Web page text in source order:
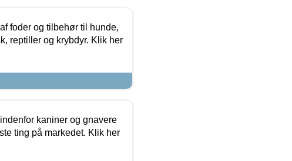
foder og tilbehør til hunde,
reptiller og krybdyr. Klik her
kaniner og gnavere
ting på markedet. Klik her